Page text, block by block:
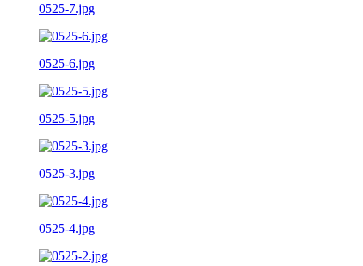
0525-7.jpg
0525-6.jpg
0525-5.jpg
0525-3.jpg
0525-4.jpg